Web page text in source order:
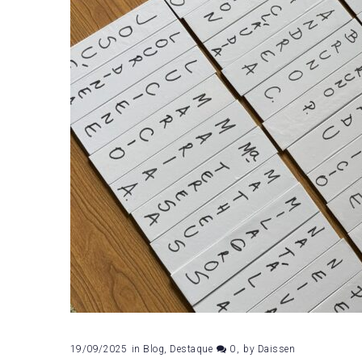
de
setembro
de
2025
19/09/2025 in Blog, Destaque 0 by Daissen